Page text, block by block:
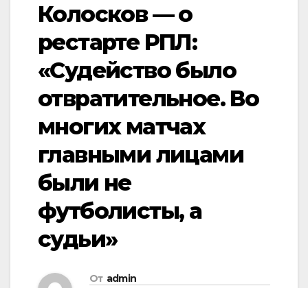
Колосков — о
рестарте РПЛ:
«Судейство было
отвратительное. Во
многих матчах
главными лицами
были не
футболисты, а
судьи»
От admin